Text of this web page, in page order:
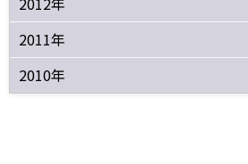
2011年
2010年